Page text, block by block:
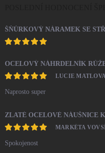
LUCIE MATLOVA
Naprosto super
ZLATÉ OCELOVÉ NÁUŠNICE
MARKÉTA
Spokojenost